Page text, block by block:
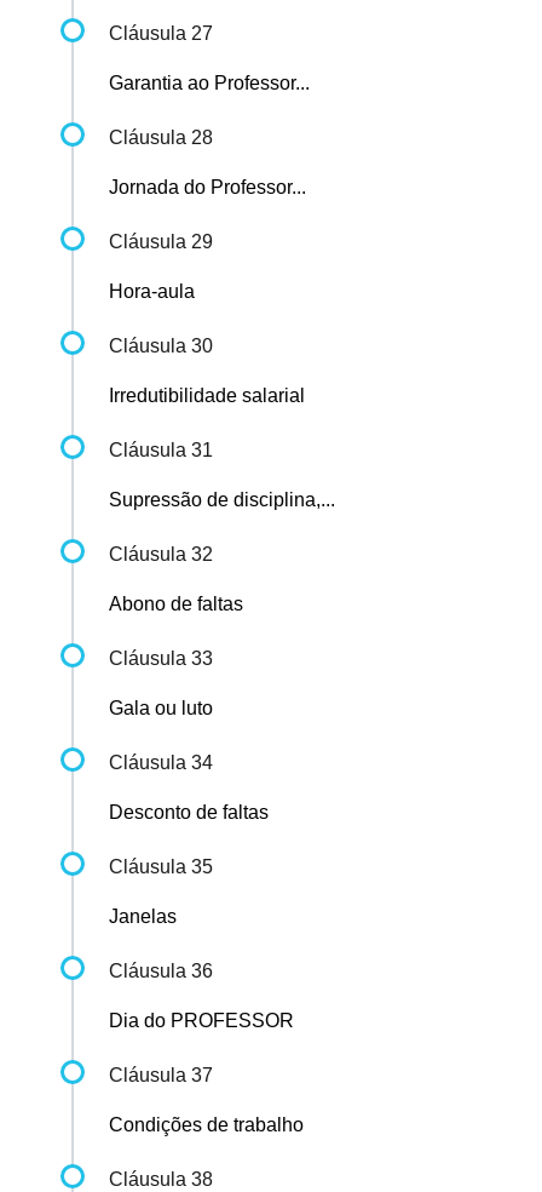
Cláusula 27
Garantia ao Professor...
Cláusula 28
Jornada do Professor...
Cláusula 29
Hora-aula
Cláusula 30
Irredutibilidade salarial
Cláusula 31
Supressão de disciplina,...
Cláusula 32
Abono de faltas
Cláusula 33
Gala ou luto
Cláusula 34
Desconto de faltas
Cláusula 35
Janelas
Cláusula 36
Dia do PROFESSOR
Cláusula 37
Condições de trabalho
Cláusula 38